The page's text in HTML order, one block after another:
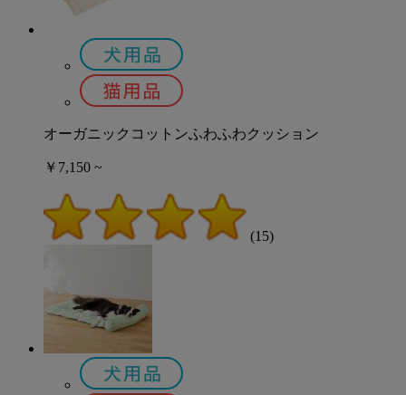
オーガニックコットンふわふわクッション
￥7,150 ~
(15)